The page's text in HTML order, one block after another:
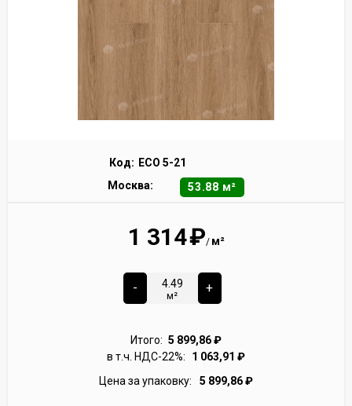
Код: ECO 5-21
Москва:
53.88 м²
1 314₽/ м²
-
м²
+
Итого: 5 899,86₽
в т.ч. НДС-22%:
1 063,91 ₽
Цена за упаковку:
5 899,86₽